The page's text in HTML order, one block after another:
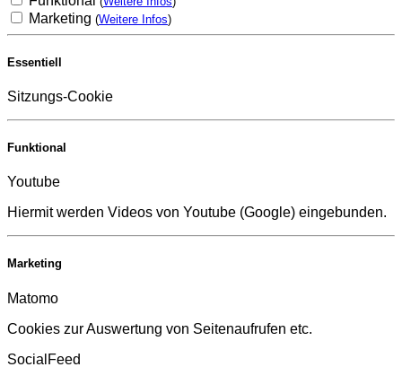
Marketing (Weitere Infos)
Essentiell
Sitzungs-Cookie
Funktional
Youtube
Hiermit werden Videos von Youtube (Google) eingebunden.
Marketing
Matomo
Cookies zur Auswertung von Seitenaufrufen etc.
SocialFeed